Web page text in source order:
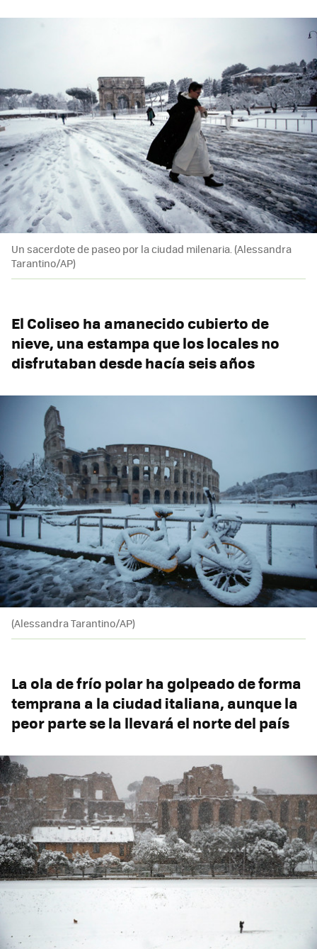
Un sacerdote de paseo por la ciudad milenaria. (Alessandra
Tarantino/AP)
El Coliseo ha amanecido cubierto de
nieve, una estampa que los locales no
disfrutaban desde hacía seis años
(Alessandra Tarantino/AP)
La ola de frío polar ha golpeado de forma
temprana a la ciudad italiana, aunque la
peor parte se la llevará el norte del país